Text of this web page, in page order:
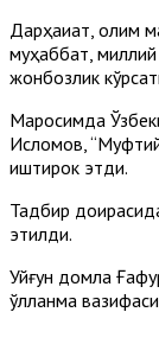
Дарҳақиқат,
муҳаббат, миллий
жонбозлик
Маросимда
Исломов,
иштирок этди.
Тадбир
этилди.
Уйғун домла
қўлланма